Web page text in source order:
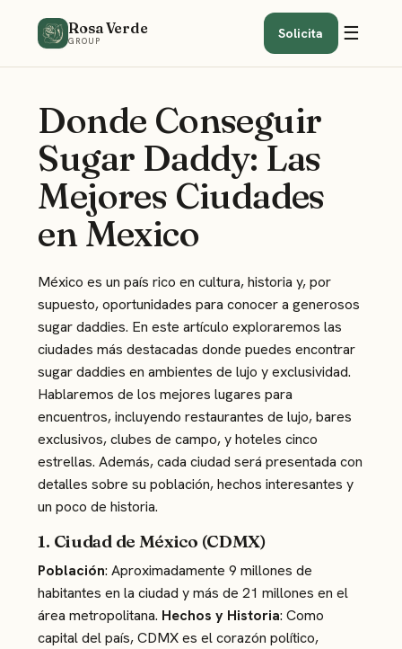
Rosa Verde
GROUP
Solicita ☰
Donde Conseguir
Sugar Daddy: Las
Mejores Ciudades
en Mexico
México es un país rico en cultura, historia y, por
supuesto, oportunidades paraconocer a generosos
sugar daddies. En este artículo exploraremos las
ciudades más destacadas donde puedes encontrar
sugar daddies en ambientes de lujo y exclusividad.
Hablaremos de los mejores lugares para
encuentros, incluyendo restaurantes de lujo, bares
exclusivos, clubes de campo, y hoteles cinco
estrellas. Además, cada ciudad será presentada con
detalles sobre su población, hechos interesantes y
un poco de historia.
1. Ciudad de México (CDMX)
Población: Aproximadamente 9 millones de
habitantes en la ciudad y más de 21 millones en el
área metropolitana. Hechos y Historia: Como
capital del país, CDMX es el corazón político,